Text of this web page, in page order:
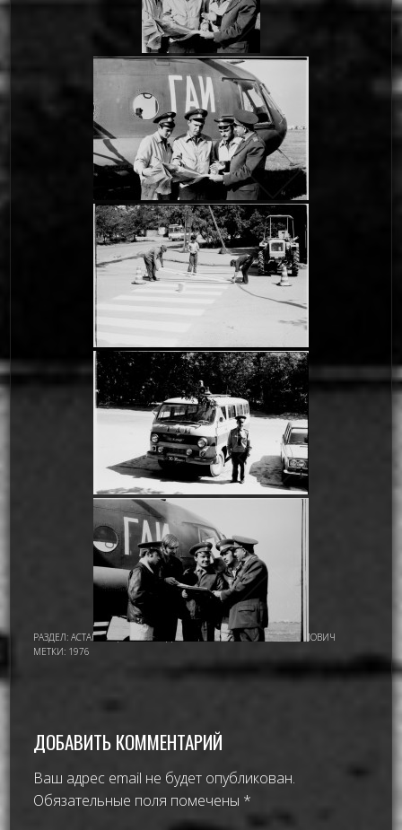
РАЗДЕЛ:АСТАНА - ЦЕЛИНОГРАД , ИМАМОВ НУРМУХАМАТ ИМАМОВИЧ
МЕТКИ: 1976
ДОБАВИТЬ КОММЕНТАРИЙ
Ваш адрес email не будет опубликован.
Обязательные поля помечены *